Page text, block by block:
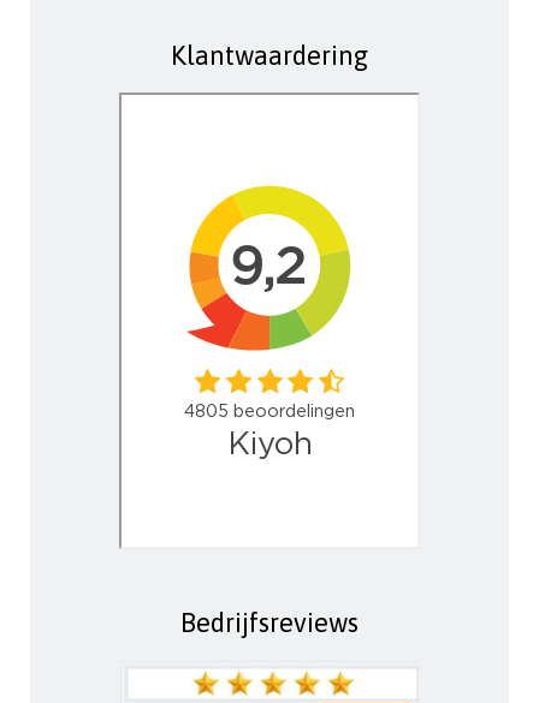
Klantwaardering
Bedrijfsreviews